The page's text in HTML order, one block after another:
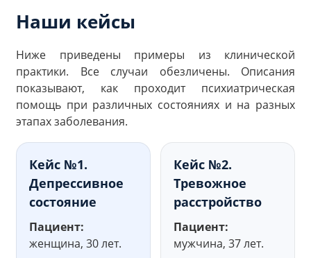
Наши кейсы
Ниже приведены примеры из клинической
практики. Все случаи обезличены. Описания
показывают, как проходит психиатрическая
помощь при различных состояниях и на разных
этапах заболевания.
Кейс №1.
Депрессивное
состояние
Пациент:
женщина, 30 лет.
Кейс №2.
Тревожное
расстройство
Пациент:
мужчина, 37 лет.